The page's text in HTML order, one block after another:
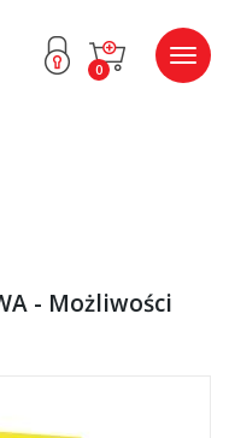
0
menu
- Możliwości